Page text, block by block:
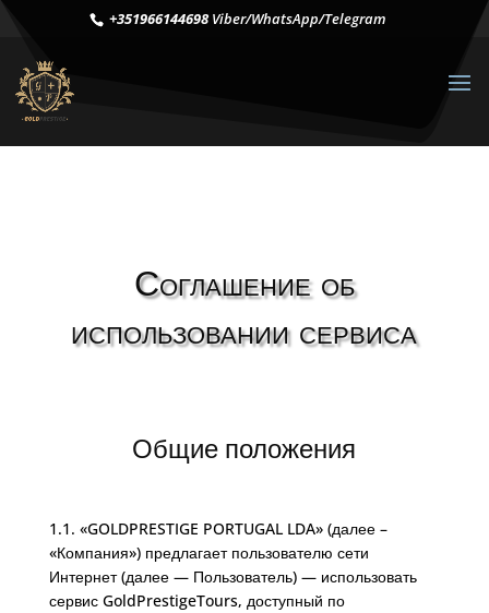
+351966144698Viber/WhatsApp/Telegram
Соглашение об
использовании сервиса
Общие положения
1.1. «GOLDPRESTIGE PORTUGAL LDA» (далее –
«Компания») предлагает пользователю сети
Интернет (далее — Пользователь) — использовать
сервис GoldPrestigeTours, доступный по